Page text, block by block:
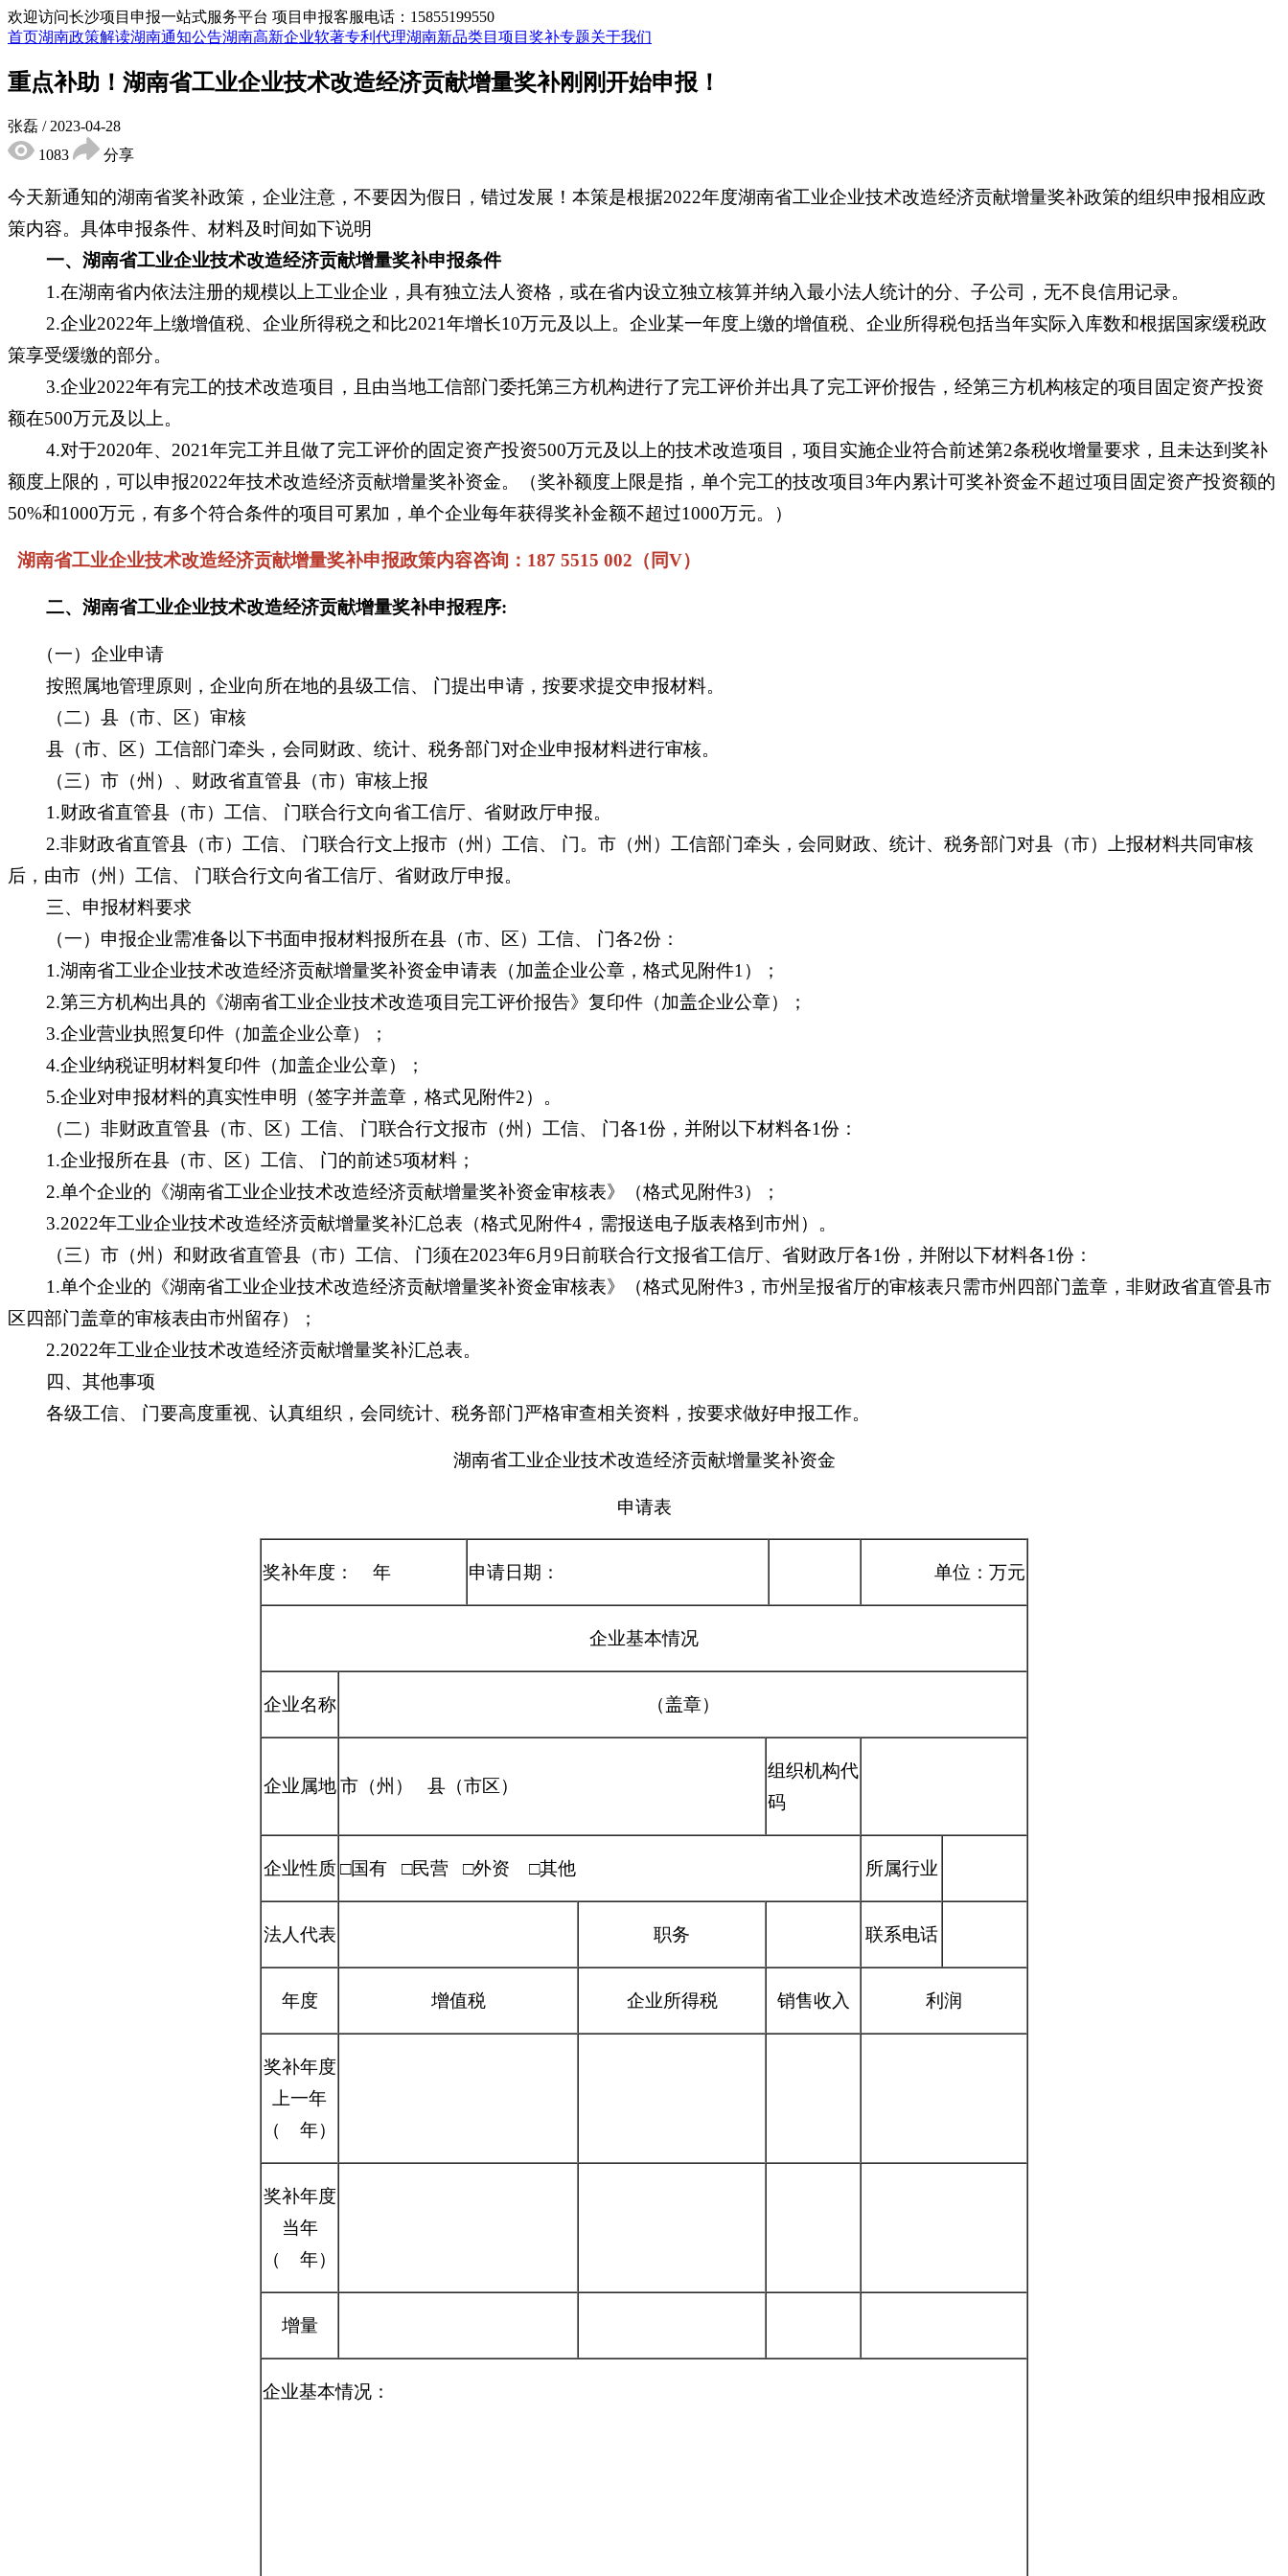
欢迎访问长沙项目申报一站式服务平台 项目申报客服电话：15855199550
首页湖南政策解读湖南通知公告湖南高新企业软著专利代理湖南新品类目 项目奖补专题关于我们
重点补助！湖南省工业企业技术改造经济贡献增量奖补刚刚开始申报！
张磊 / 2023-04-28
1083
分享
今天新通知的湖南省奖补政策，企业注意，不要因为假日，错过发展！本策是根据2022年度湖南省工业企业技术改造经济贡献增量奖补政策的组织申报相应政
策内容。具体申报条件、材料及时间如下说明
一、湖南省工业企业技术改造经济贡献增量奖补申报条件
1.在湖南省内依法注册的规模以上工业企业，具有独立法人资格，或在省内设立独立核算并纳入最小法人统计的分、子公司，无不良信用记录。
2.企业2022年上缴增值税、企业所得税之和比2021年增长10万元及以上。企业某一年度上缴的增值税、企业所得税包括当年实际入库数和根据国家缓税政
策享受缓缴的部分。
3.企业2022年有完工的技术改造项目，且由当地工信部门委托第三方机构进行了完工评价并出具了完工评价报告，经第三方机构核定的项目固定资产投资
额在500万元及以上。
4.对于2020年、2021年完工并且做了完工评价的固定资产投资500万元及以上的技术改造项目，项目实施企业符合前述第2条税收增量要求，且未达到奖补
额度上限的，可以申报2022年技术改造经济贡献增量奖补资金。（奖补额度上限是指，单个完工的技改项目3年内累计可奖补资金不超过项目固定资产投资额的
50%和1000万元，有多个符合条件的项目可累加，单个企业每年获得奖补金额不超过1000万元。）
湖南省工业企业技术改造经济贡献增量奖补申报政策内容咨询：187 5515 002（同V）
二、湖南省工业企业技术改造经济贡献增量奖补申报程序:
（一）企业申请
按照属地管理原则，企业向所在地的县级工信、 门提出申请，按要求提交申报材料。
（二）县（市、区）审核
县（市、区）工信部门牵头，会同财政、统计、税务部门对企业申报材料进行审核。
（三）市（州）、财政省直管县（市）审核上报
1.财政省直管县（市）工信、 门联合行文向省工信厅、省财政厅申报。
2.非财政省直管县（市）工信、 门联合行文上报市（州）工信、 门。市（州）工信部门牵头，会同财政、统计、税务部门对县（市）上报材料共同审核
后，由市（州）工信、 门联合行文向省工信厅、省财政厅申报。
三、申报材料要求
（一）申报企业需准备以下书面申报材料报所在县（市、区）工信、 门各2份：
1.湖南省工业企业技术改造经济贡献增量奖补资金申请表（加盖企业公章，格式见附件1）；
2.第三方机构出具的《湖南省工业企业技术改造项目完工评价报告》复印件（加盖企业公章）；
3.企业营业执照复印件（加盖企业公章）；
4.企业纳税证明材料复印件（加盖企业公章）；
5.企业对申报材料的真实性申明（签字并盖章，格式见附件2）。
（二）非财政直管县（市、区）工信、 门联合行文报市（州）工信、 门各1份，并附以下材料各1份：
1.企业报所在县（市、区）工信、 门的前述5项材料；
2.单个企业的《湖南省工业企业技术改造经济贡献增量奖补资金审核表》（格式见附件3）；
3.2022年工业企业技术改造经济贡献增量奖补汇总表（格式见附件4，需报送电子版表格到市州）。
（三）市（州）和财政省直管县（市）工信、 门须在2023年6月9日前联合行文报省工信厅、省财政厅各1份，并附以下材料各1份：
1.单个企业的《湖南省工业企业技术改造经济贡献增量奖补资金审核表》（格式见附件3，市州呈报省厅的审核表只需市州四部门盖章，非财政省直管县市
区四部门盖章的审核表由市州留存）；
2.2022年工业企业技术改造经济贡献增量奖补汇总表。
四、其他事项
各级工信、 门要高度重视、认真组织，会同统计、税务部门严格审查相关资料，按要求做好申报工作。
湖南省工业企业技术改造经济贡献增量奖补资金
申请表
奖补年度： 年 申请日期： 单位：万元
企业基本情况
企业名称 （盖章）
企业属地 市（州） 县（市区）
组织机构代
码
企业性质 □国有 □民营 □外资 □其他 所属行业
法人代表 职务 联系电话
年度 增值税 企业所得税 销售收入 利润
奖补年度
上一年
（ 年）
奖补年度
当年
（ 年）
增量
企业基本情况：